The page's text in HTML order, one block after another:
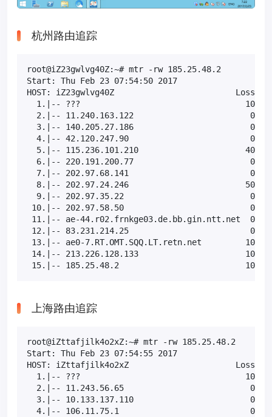
杭州路由追踪
root@iZ23gwlvg40Z:~# mtr -rw 185.25.48.2
Start: Thu Feb 23 07:54:50 2017
HOST: iZ23gwlvg40Z                         Loss%
1.|-- ???
2.|-- 11.240.163.122
3.|-- 140.205.27.186
4.|-- 42.120.247.90
5.|-- 115.236.101.210
6.|-- 220.191.200.77
7.|-- 202.97.68.141
8.|-- 202.97.24.246
9.|-- 202.97.35.22
10.|-- 202.97.58.50                          0.0%
11.|-- ae-44.r02.frnkge03.de.bb.gin.ntt.net
12.|-- 83.231.214.25                         0.0%
13.|-- ae0-7.RT.OMT.SQQ.LT.retn.net
14.|-- 213.226.128.133                      10.0%
15.|-- 185.25.48.2                          10.0%
上海路由追踪
root@iZttafjilk4o2xZ:~# mtr -rw 185.25.48.2
Start: Thu Feb 23 07:54:55 2017
HOST: iZttafjilk4o2xZ                      Loss%
1.|-- ???
2.|-- 11.243.56.65
3.|-- 10.133.137.110
4.|-- 106.11.75.1